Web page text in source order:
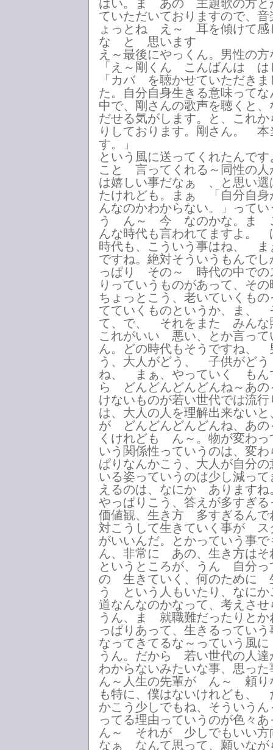
はい。ま あの 主題歌の方と
ていただいておりますので、
ょっとね え～ 耳を傾けて感
な と 思います
え～最後にやっくん。男性の
「え～剛くん こんばんは は
「カバ を聴かせていただき
た。自分自身生きる意味って
中で、剛さんの歌声を聴くと
だせる気がします。と、これ
りしております。剛さん。 本
す。」
という風に送ってくれたんで
こと 言ってくれる～同性の
は嬉しい事だなぁ 、と思い選
たけれども。まぁ 「自分自身
んなのかわからない。」って
う ん～ 今 なのかな。ま
んな時代も言われてますよ。
時代も、こういう事はね、 ま
ですね。絶対そういうもんで
っぱり その～ 時代の中での
りっていうものがあって、そ
ちょっとこう、老いていくも
てていくものというか、ま、
て、で、 それをまた みんな
これがいい 悪い、とか言っ
ん。どの時代もそうですね、
う、大人がどう、 子供がど
ね、 まぁ、やっていく もん
ら どんどんどんどんね～あの
けないものが若い世代では流
は、大人の人を理解出来ない
が どんどんどんどんね、あ
くけれども ん～。物が変わっ
いう関係性っていうのは、変
ぱりなんかこう、大人が自分
いる姿っていうのは少し減っ
えるのは、なにか あります
やっぱりこう、答えが多すぎ
価値観、生き方 多すぎるんで
対こうして生きていく事が ス
がいいんだ。とかっていう事
ん、非常に あの、生き方は
というところが、うん 自分
の 生きていく、何のために
う という人もいたり、なにか
道なんなのかなって、考えさ
うん、ま 就職難だったりとか
っぱりあって、生きるってい
なってきてるな～っていう
うん。だから 若い世代の人
わからないみたいな事、思っ
ん～人生の先輩が ん～ 頼り
も特に、僕はないけれども、
かこう少しでもね、そういう
ってる理由っていうのが色々
ん～ それが 少しでもいい方
なぁ なんて思って、願いな